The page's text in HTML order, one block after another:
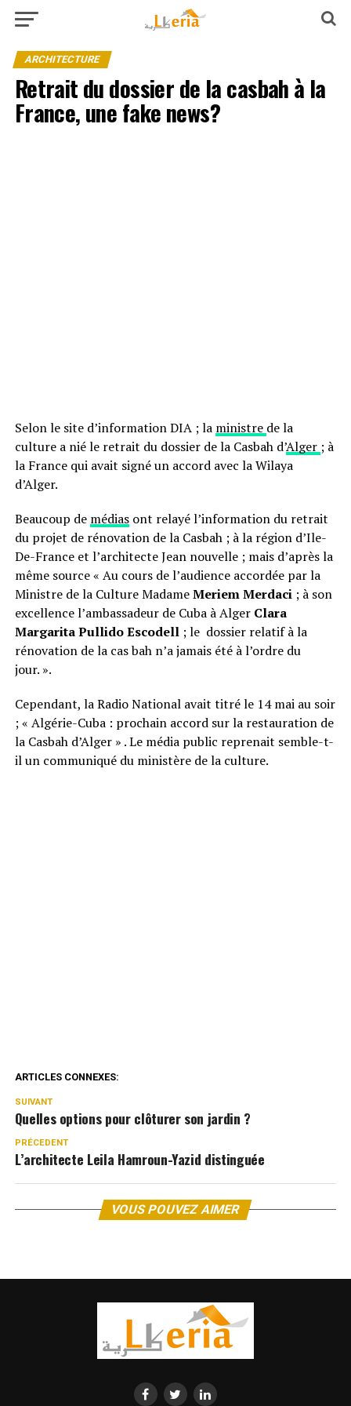
ARCHITECTURE
Retrait du dossier de la casbah à la
France, une fake news?
Selon le site d’information DIA ; la ministre de la
culture a nié le retrait du dossier de la Casbah d’Alger ; à
la France qui avait signé un accord avec la Wilaya
d’Alger.
Beaucoup de médiasont relayé l’information du retrait
du projet de rénovation de la Casbah ; à la région d’Ile-
De-France et l’architecte Jean nouvelle ; mais d’après la
même source « Au cours de l’audience accordée par la
Ministre de la Culture MadameMeriem Merdaci; à son
excellence l’ambassadeur de Cuba à Alger Clara
Margarita Pullido Escodell; le dossier relatif à la
rénovation de la cas bah n’a jamais été à l’ordre du
jour. ».
Cependant, la Radio National avait titré le 14 mai au soir
; « Algérie-Cuba : prochain accord sur la restauration de
la Casbah d’Alger » . Le média public reprenait semble-t-
il un communiqué du ministère de la culture.
ARTICLES CONNEXES:
SUIVANT
Quelles options pour clôturer son jardin ?
PRÉCEDENT
L’architecte Leila Hamroun-Yazid distinguée
VOUS POUVEZ AIMER